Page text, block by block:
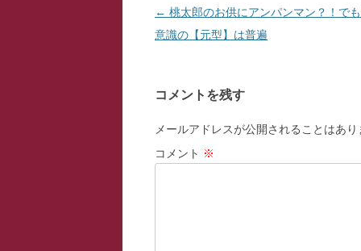
投
稿
ゲ
ー
シ
ョ
← 桃太郎のお供にアンパンマン？！で
意識の【元型】は普遍
コメントを残す
メールアドレスが公開されることはあ
コメント ※